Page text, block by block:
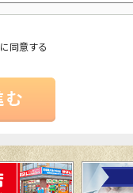
に同意する